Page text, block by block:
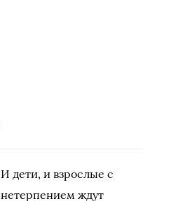
И дети, и взрослые с
нетерпением ждут